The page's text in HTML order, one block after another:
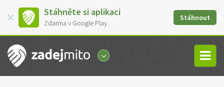
Stáhněte si aplikaci
Zdarma v Google Play
Stáhnout